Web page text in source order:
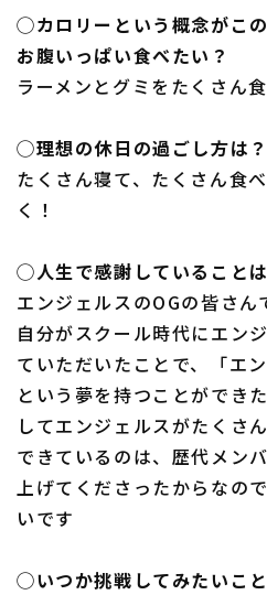
◯カロリーという概念がこ
お腹いっぱい食べたい？
ラーメンとグミをたくさん
◯理想の休日の過ごし方は？
たくさん寝て、たくさん食
く！
◯人生で感謝していること
エンジェルスのOGの皆さん
自分がスクール時代にエン
ていただいたことで、「エ
という夢を持つことができ
してエンジェルスがたくさ
できているのは、歴代メン
上げてくださったからなの
いです
◯いつか挑戦してみたいこ